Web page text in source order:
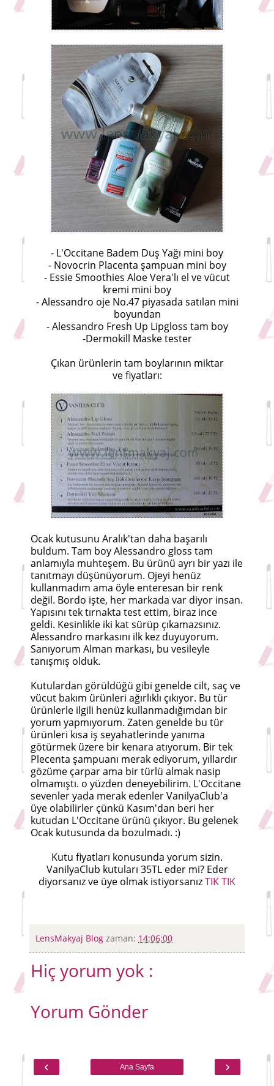
- L'Occitane Badem Duş Yağı mini boy
- Novocrin Placenta şampuan mini boy
- Essie Smoothies Aloe Vera'lı el ve vücut
kremi mini boy
- Alessandro oje No.47 piyasada satılan mini
boyundan
- Alessandro Fresh Up Lipgloss tam boy
-Dermokill Maske tester
Çıkan ürünlerin tam boylarının miktar
ve fiyatları:
Ocak kutusunu Aralık'tan daha başarılı
buldum. Tam boy Alessandro gloss tam
anlamıyla muhteşem. Bu ürünü ayrı bir yazı ile
tanıtmayı düşünüyorum. Ojeyi henüz
kullanmadım ama öyle enteresan bir renk
değil. Bordo işte, her markada var diyor insan.
Yapısını tek tırnakta test ettim, biraz ince
geldi. Kesinlikle iki kat sürüp çıkamazsınız.
Alessandro markasını ilk kez duyuyorum.
Sanıyorum Alman markası, bu vesileyle
tanışmış olduk.
Kutulardan görüldüğü gibi genelde cilt, saç ve
vücut bakım ürünleri ağırlıklı çıkıyor. Bu tür
ürünlerle ilgili henüz kullanmadığımdan bir
yorum yapmıyorum. Zaten genelde bu tür
ürünleri kısa iş seyahatlerinde yanıma
götürmek üzere bir kenara atıyorum. Bir tek
Plecenta şampuanı merak ediyorum, yıllardır
gözüme çarpar ama bir türlü almak nasip
olmamıştı. o yüzden deneyebilirim. L'Occitane
sevenler yada merak edenler VanilyaClub'a
üye olabilirler çünkü Kasım'dan beri her
kutudan L'Occitane ürünü çıkıyor. Bu gelenek
Ocak kutusunda da bozulmadı. :)
Kutu fiyatları konusunda yorum sizin.
VanilyaClub kutuları 35TL eder mi? Eder
diyorsanız ve üye olmak istiyorsanızTIK TIK
LensMakyaj Blog zaman: 14:06:00
Hiç yorum yok :
Yorum Gönder
‹ ›
Ana Sayfa